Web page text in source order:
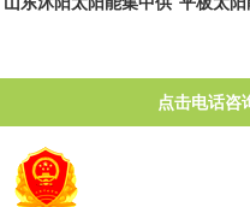
点击电话咨